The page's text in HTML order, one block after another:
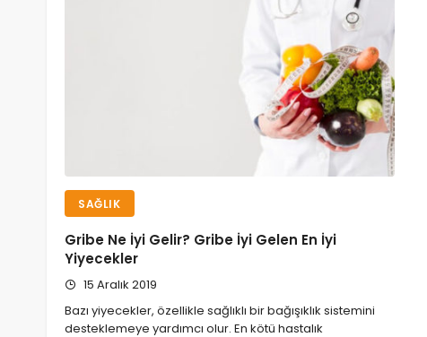
SAĞLIK
Gribe Ne İyi Gelir? Gribe İyi Gelen En İyi
Yiyecekler
15 Aralık 2019
Bazı yiyecekler, özellikle sağlıklı bir bağışıklık sistemini
desteklemeye yardımcı olur. En kötü hastalık